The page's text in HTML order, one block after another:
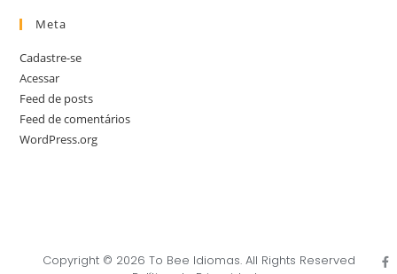
Meta
Cadastre-se
Acessar
Feed de posts
Feed de comentários
WordPress.org
Copyright © 2026 To Bee Idiomas. All Rights Reserved